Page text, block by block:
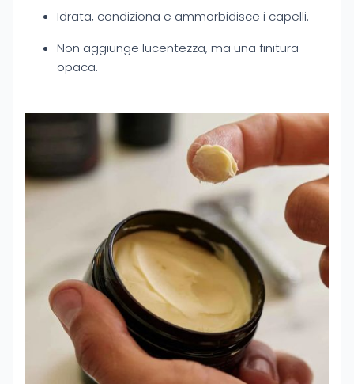
Idrata, condiziona e ammorbidisce i capelli.
Non aggiunge lucentezza, ma una finitura
opaca.